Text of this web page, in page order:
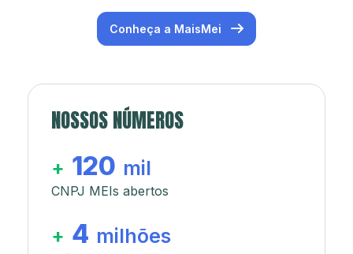
Conheça a MaisMei
NOSSOS NÚMEROS
+ 120 mil
CNPJ MEIs abertos
+ 4 milhões